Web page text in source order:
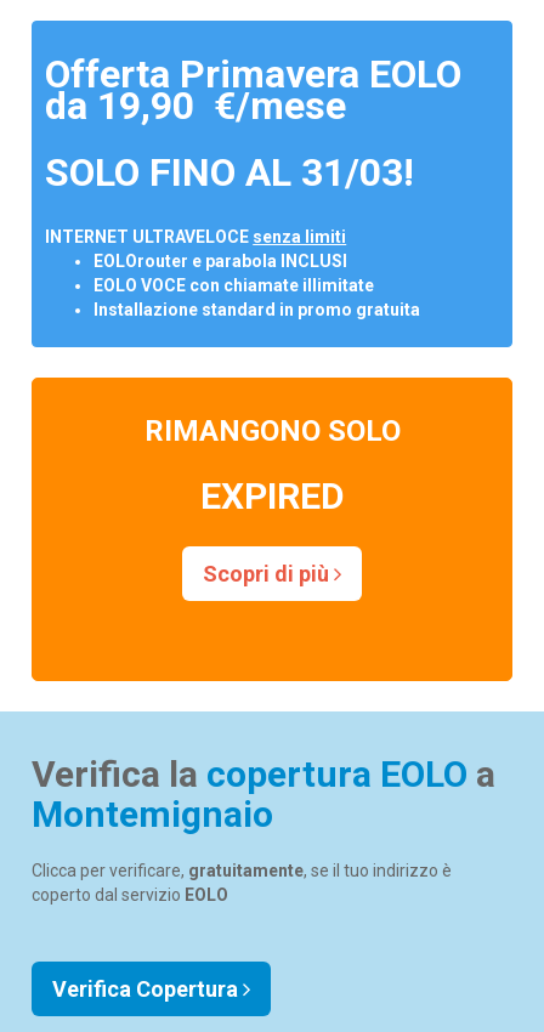
Offerta Primavera EOLO
da 19,90 €/mese
SOLO FINO AL 31/03!
INTERNET ULTRAVELOCE senza limiti
EOLOrouter e parabola INCLUSI
EOLO VOCE con chiamate illimitate
Installazione standard in promo gratuita
RIMANGONO SOLO
EXPIRED
Scopri di più
Verifica la copertura EOLO a
Montemignaio
Clicca per verificare, gratuitamente, se il tuo indirizzo è
coperto dal servizio EOLO
Verifica Copertura